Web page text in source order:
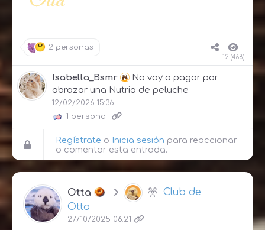
2 personas
12 (468)
Isabella_Bsmr
No voy a pagar por
abrazar una Nutria de peluche
12/02/2026 15:36
1 persona
Regístrate o Inicia sesión para reaccionar
o comentar esta entrada.
Otta
Club de
Otta
27/10/2025 06:21